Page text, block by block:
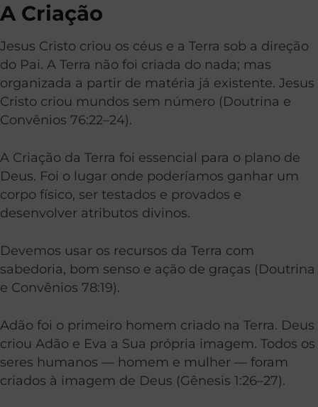
A Criação
Jesus Cristo criou os céus e a Terra sob a direção
do Pai. A Terra não foi criada do nada; mas
organizada a partir de matéria já existente. Jesus
Cristo criou mundos sem número (Doutrina e
Convênios 76:22–24).
A Criação da Terra foi essencial para o plano de
Deus. Foi o lugar onde poderíamos ganhar um
corpo físico, ser testados e provados e
desenvolver atributos divinos.
Devemos usar os recursos da Terra com
sabedoria, bom senso e ação de graças (Doutrina
e Convênios 78:19).
Adão foi o primeiro homem criado na Terra. Deus
criou Adão e Eva a Sua própria imagem. Todos os
seres humanos — homem e mulher — foram
criados à imagem de Deus (Gênesis 1:26–27).